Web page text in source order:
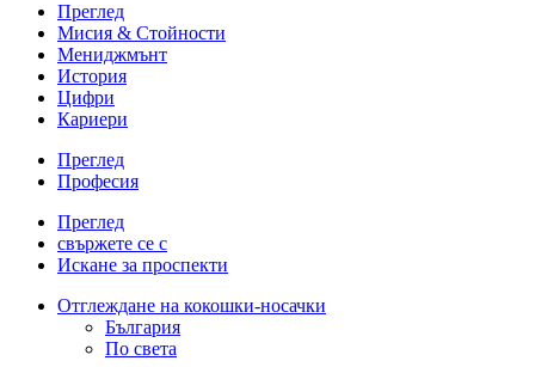
Преглед
Мисия & Стойности
Мениджмънт
История
Цифри
Кариери
Преглед
Професия
Преглед
свържете се с
Искане за проспекти
Отглеждане на кокошки-носачки
България
По света